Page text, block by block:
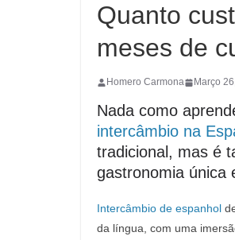
Quanto
meses de
Homero Carmona Março
Nada como
intercâmbio na
tradicional, mas é
gastronomia única
Intercâmbio de espanhol
da língua, com uma